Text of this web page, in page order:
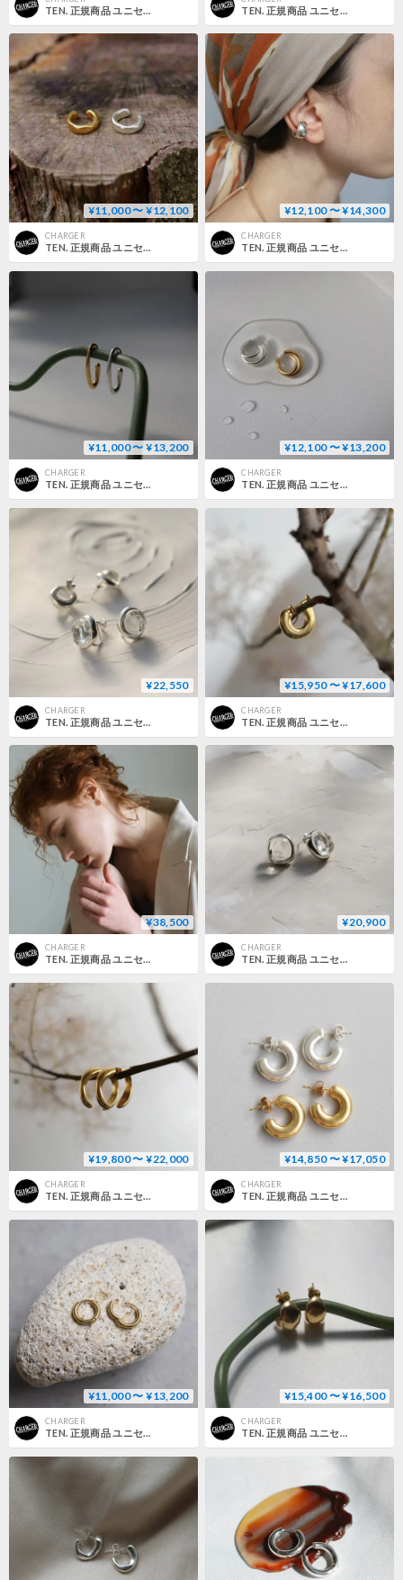
TEN. 正規商品 ユニセックス アクセサリー テン グラス プール イヤーカフ シルバー【即日発送】(ec-0008) TEN. 正規商品 ユニセックス アクセサリー テン フルーエント イヤーカフ シルバー/ゴールド【即日発送】(ec-0018)(ecg-0018)
¥11,000 〜 ¥12,100
CHARGER
TEN. 正規商品 ユニセックス アクセサリー テン ビット イヤーカフ シルバー/ゴールド【即日発送】(ec-0016)(ecg-0016)
¥12,100 〜 ¥14,300
CHARGER
TEN. 正規商品 ユニセックス アクセサリー テン ディゾルブ イヤーカフ シルバー/ゴールド【即日発送】(ec-0014)(ecg-0014)
¥11,000 〜 ¥13,200
CHARGER
TEN. 正規商品 ユニセックス アクセサリー テン リニア イヤーカフ シルバー/ゴールド【即日発送】
¥12,100 〜 ¥13,200
CHARGER
TEN. 正規商品 ユニセックス アクセサリー テン ダブルライン イヤーカフ シルバー/ゴールド【即日発送】
¥22,550
CHARGER
TEN. 正規商品 ユニセックス アクセサリー テン グラストウ イヤリング シルバー【即日発送】
¥15,950 〜 ¥17,600
CHARGER
TEN. 正規商品 ユニセックス アクセサリー テン ベーグル イヤリング シルバー/ゴールド【即日発送】
¥38,500
CHARGER
TEN. 正規商品 ユニセックス アクセサリー テン オービット ピアス K18【即日発送】
¥20,900
CHARGER
TEN. 正規商品 ユニセックス アクセサリー テン グラストウ ピアス シルバー【即日発送】
¥19,800 〜 ¥22,000
CHARGER
TEN. 正規商品 ユニセックス アクセサリー テン ワープ ピアス シルバー/ゴールド【即日発送】
¥14,850 〜 ¥17,050
CHARGER
TEN. 正規商品 ユニセックス アクセサリー テン ベーグル ピアス シルバー/ゴールド【即日発送】
¥11,000 〜 ¥13,200
CHARGER
TEN. 正規商品 ユニセックス アクセサリー テン ボイド ピアス シルバー/ゴールド【即日発送】
¥15,400 〜 ¥16,500
CHARGER
TEN. 正規商品 ユニセックス アクセサリー テン プラム ピアス シルバー/ゴールド【即日発送】(pi-0124)(pig-0124)